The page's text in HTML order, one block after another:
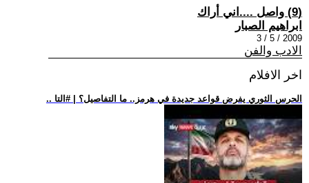
(9) واصل ....اني أراك
ابراهيم الصبار
2009 / 5 / 3
الادب والفن
اخر الافلام
.. الحرس الثوري يفرض قواعد جديدة في هرمز.. ما التفاصيل؟ | #التا